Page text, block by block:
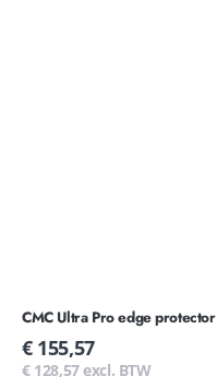
CMC Ultra Pro edge protector
Normale
prijs
€ 155,57
€ 128,57 excl. BTW